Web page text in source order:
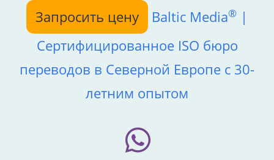
Перейти
содержимому
Запросить цену Baltic Media® |
Сертифицированное ISO бюро
переводов в Северной Европе с 30-
летним опытом